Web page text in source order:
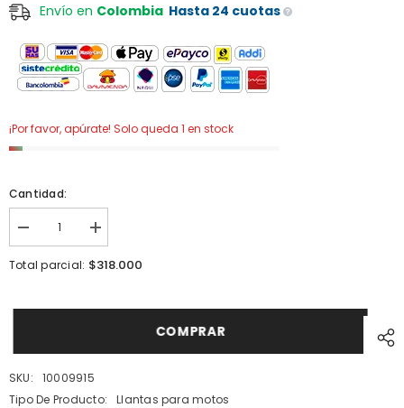
Envío en Colombia Hasta 24 cuotas
¡Por favor, apúrate! Solo queda 1 en stock
Cantidad:
Error:
Missing
interpolation
cantidad
{{
producto
I18n
Error:
Missing
&quot;Aumentar
cantidad
producto
Total parcial: $318.000
COMPRAR
SKU:
10009915
Tipo De Producto:
Llantas para motos